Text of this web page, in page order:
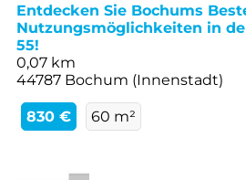
Entdecken Sie Bochums
Nutzungsmöglichkeiten in
55!
0,07 km
44787 Bochum (Innenstadt)
830 € 60 m²